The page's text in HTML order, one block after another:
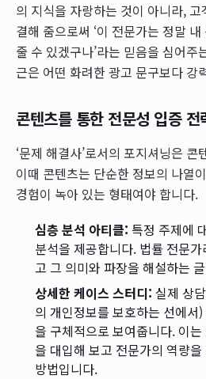
의 지식을 자랑하는 것이 아니라,
결해 줌으로써 ‘이 전문가는 정말
줄 수 있겠구나’라는 믿음을 심어주
근은 어떤 화려한 광고 문구보다 강
콘텐츠를 통한 전문성 입증 전
‘문제 해결사’로서의 포지셔닝은
이때 콘텐츠는 단순한 정보의 나열
경험이 녹아 있는 형태여야 합니다.
심층 분석 아티클: 특정 주제에
분석을 제공합니다. 법률 전문
고 그 의미와 파장을 해설하는
상세한 케이스 스터디: 실제 상
의 개인정보를 보호하는 선에서
을 구체적으로 보여줍니다. 이
을 대입해 보고 전문가의 역량
방법입니다.